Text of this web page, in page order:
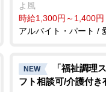
よ風
時給1,300円～1,400円
アルバイト・パート /
NEW
「福祉調理
フト相談可/介護付き